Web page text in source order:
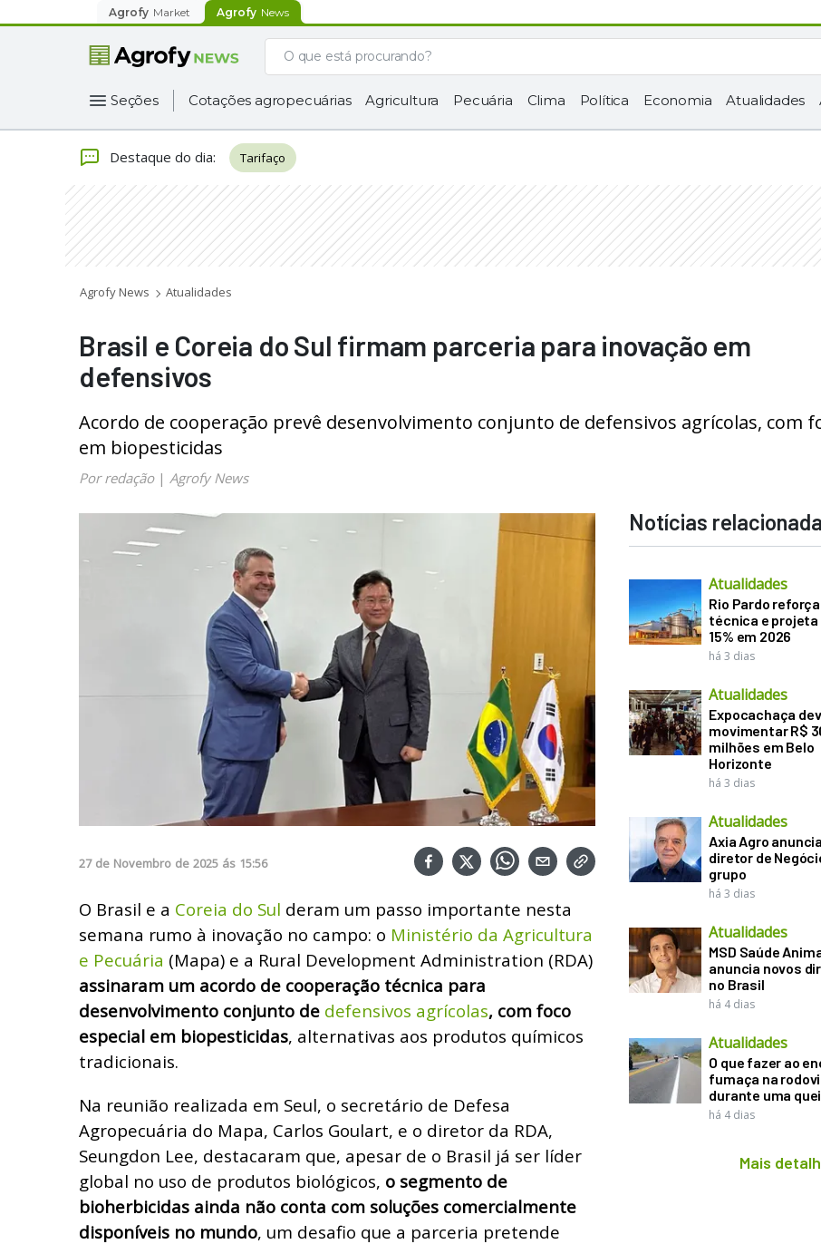
Agrofy Market Agrofy News
Seções Cotações agropecuárias Agricultura Pecuária Clima Política Economia Atualidades
Destaque do dia: Tarifaço
Agrofy News Atualidades
Brasil e Coreia do Sul firmam parceria para inovação em
defensivos
Acordo de cooperação prevê desenvolvimento conjunto de defensivos agrícolas, com
em biopesticidas
Por redação| Agrofy News
27 de Novembro de 2025 ás 15:56
O Brasil e a Coreia do Sul deram um passo importante nesta
semana rumo à inovação no campo: o Ministério da Agricultura
e Pecuária (Mapa) e a Rural Development Administration (RDA)
assinaram um acordo de cooperação técnica para
desenvolvimento conjunto de defensivos agrícolas, com foco
especial em biopesticidas, alternativas aos produtos químicos
tradicionais.
Na reunião realizada em Seul, o secretário de Defesa
Agropecuária do Mapa, Carlos Goulart, e o diretor da RDA,
Seungdon Lee, destacaram que, apesar de o Brasil já ser líder
global no uso de produtos biológicos, o segmento de
bioherbicidas ainda não conta com soluções comercialmente
disponíveis no mundo, um desafio que a parceria pretende
Notícias
Atualidades
Rio Pardo
técnica e
15% em 2026
há 3 dias
Atualidades
Expocachaça
movimentar R$
milhões em Belo
Horizonte
há 3 dias
Atualidades
Axia Agro
diretor de
grupo
há 3 dias
Atualidades
MSD Saúde
anuncia novos
no Brasil
há 4 dias
Atualidades
O que fazer ao
fumaça na
durante uma
há 4 dias
Mais